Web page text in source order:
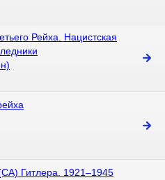
Рейха. Нацистская
Гитлера. 1921–1945